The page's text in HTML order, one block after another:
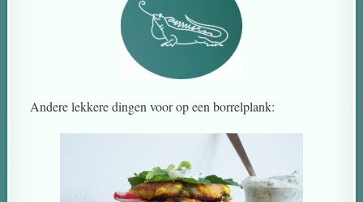
Andere lekkere dingen voor op een borrelplank: